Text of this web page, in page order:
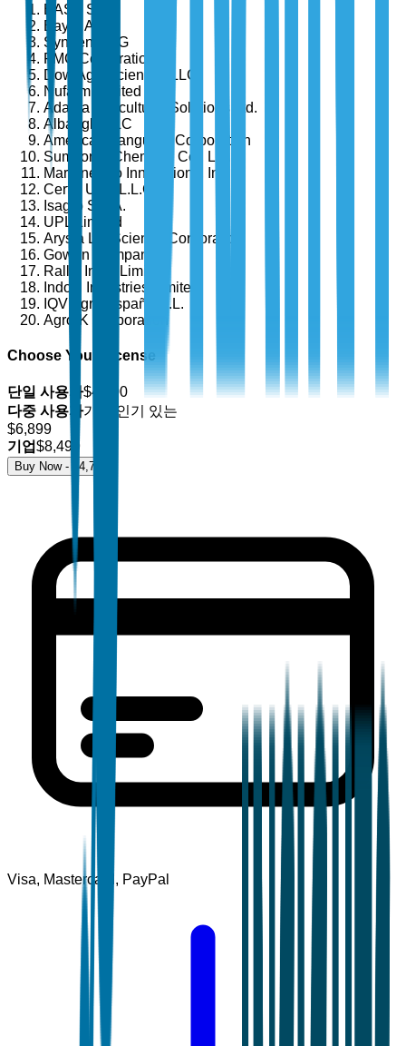
BASF SE
Bayer AG
Syngenta AG
FMC Corporation
Dow AgroSciences LLC
Nufarm Limited
Adama Agricultural Solutions Ltd.
Albaugh, LLC
American Vanguard Corporation
Sumitomo Chemical Co., Ltd.
Marrone Bio Innovations, Inc.
Certis USA L.L.C.
Isagro S.p.A.
UPL Limited
Arysta LifeScience Corporation
Gowan Company
Rallis India Limited
Indofil Industries Limited
IQV Agro España S.L.
Agro-K Corporation
Choose Your License
단일 사용자$4,700
다중 사용자가장 인기 있는
$6,899
기업$8,499
Buy Now - $ 4,700
Visa, Mastercard, PayPal